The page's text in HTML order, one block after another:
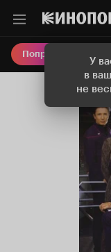
У
в
не
Попробовать Плюс